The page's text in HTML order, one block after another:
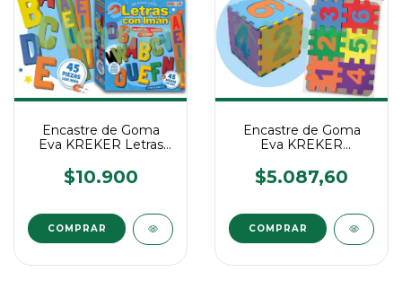
Encastre de Goma
Eva KREKER Letras
$10.900
Encastre de Goma
Eva KREKER
$5.087,60